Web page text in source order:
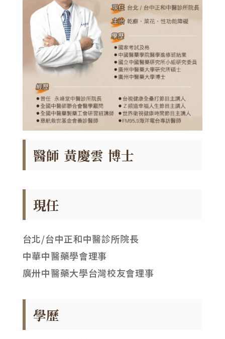
醫師 黃慶雲 博士
現任
台北/台中正和中醫診所院長
中華中醫藥學會理事
廣卅中醫藥大學台灣校友會理事
學歷